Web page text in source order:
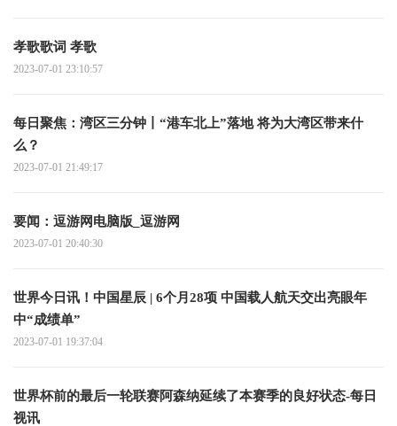
孝歌歌词 孝歌
2023-07-01 23:10:57
每日聚焦：湾区三分钟丨“港车北上”落地 将为大湾区带来什
么？
2023-07-01 21:49:17
要闻：逗游网电脑版_逗游网
2023-07-01 20:40:30
世界今日讯！中国星辰 | 6个月28项 中国载人航天交出亮眼年
中“成绩单”
2023-07-01 19:37:04
世界杯前的最后一轮联赛阿森纳延续了本赛季的良好状态-每日
视讯